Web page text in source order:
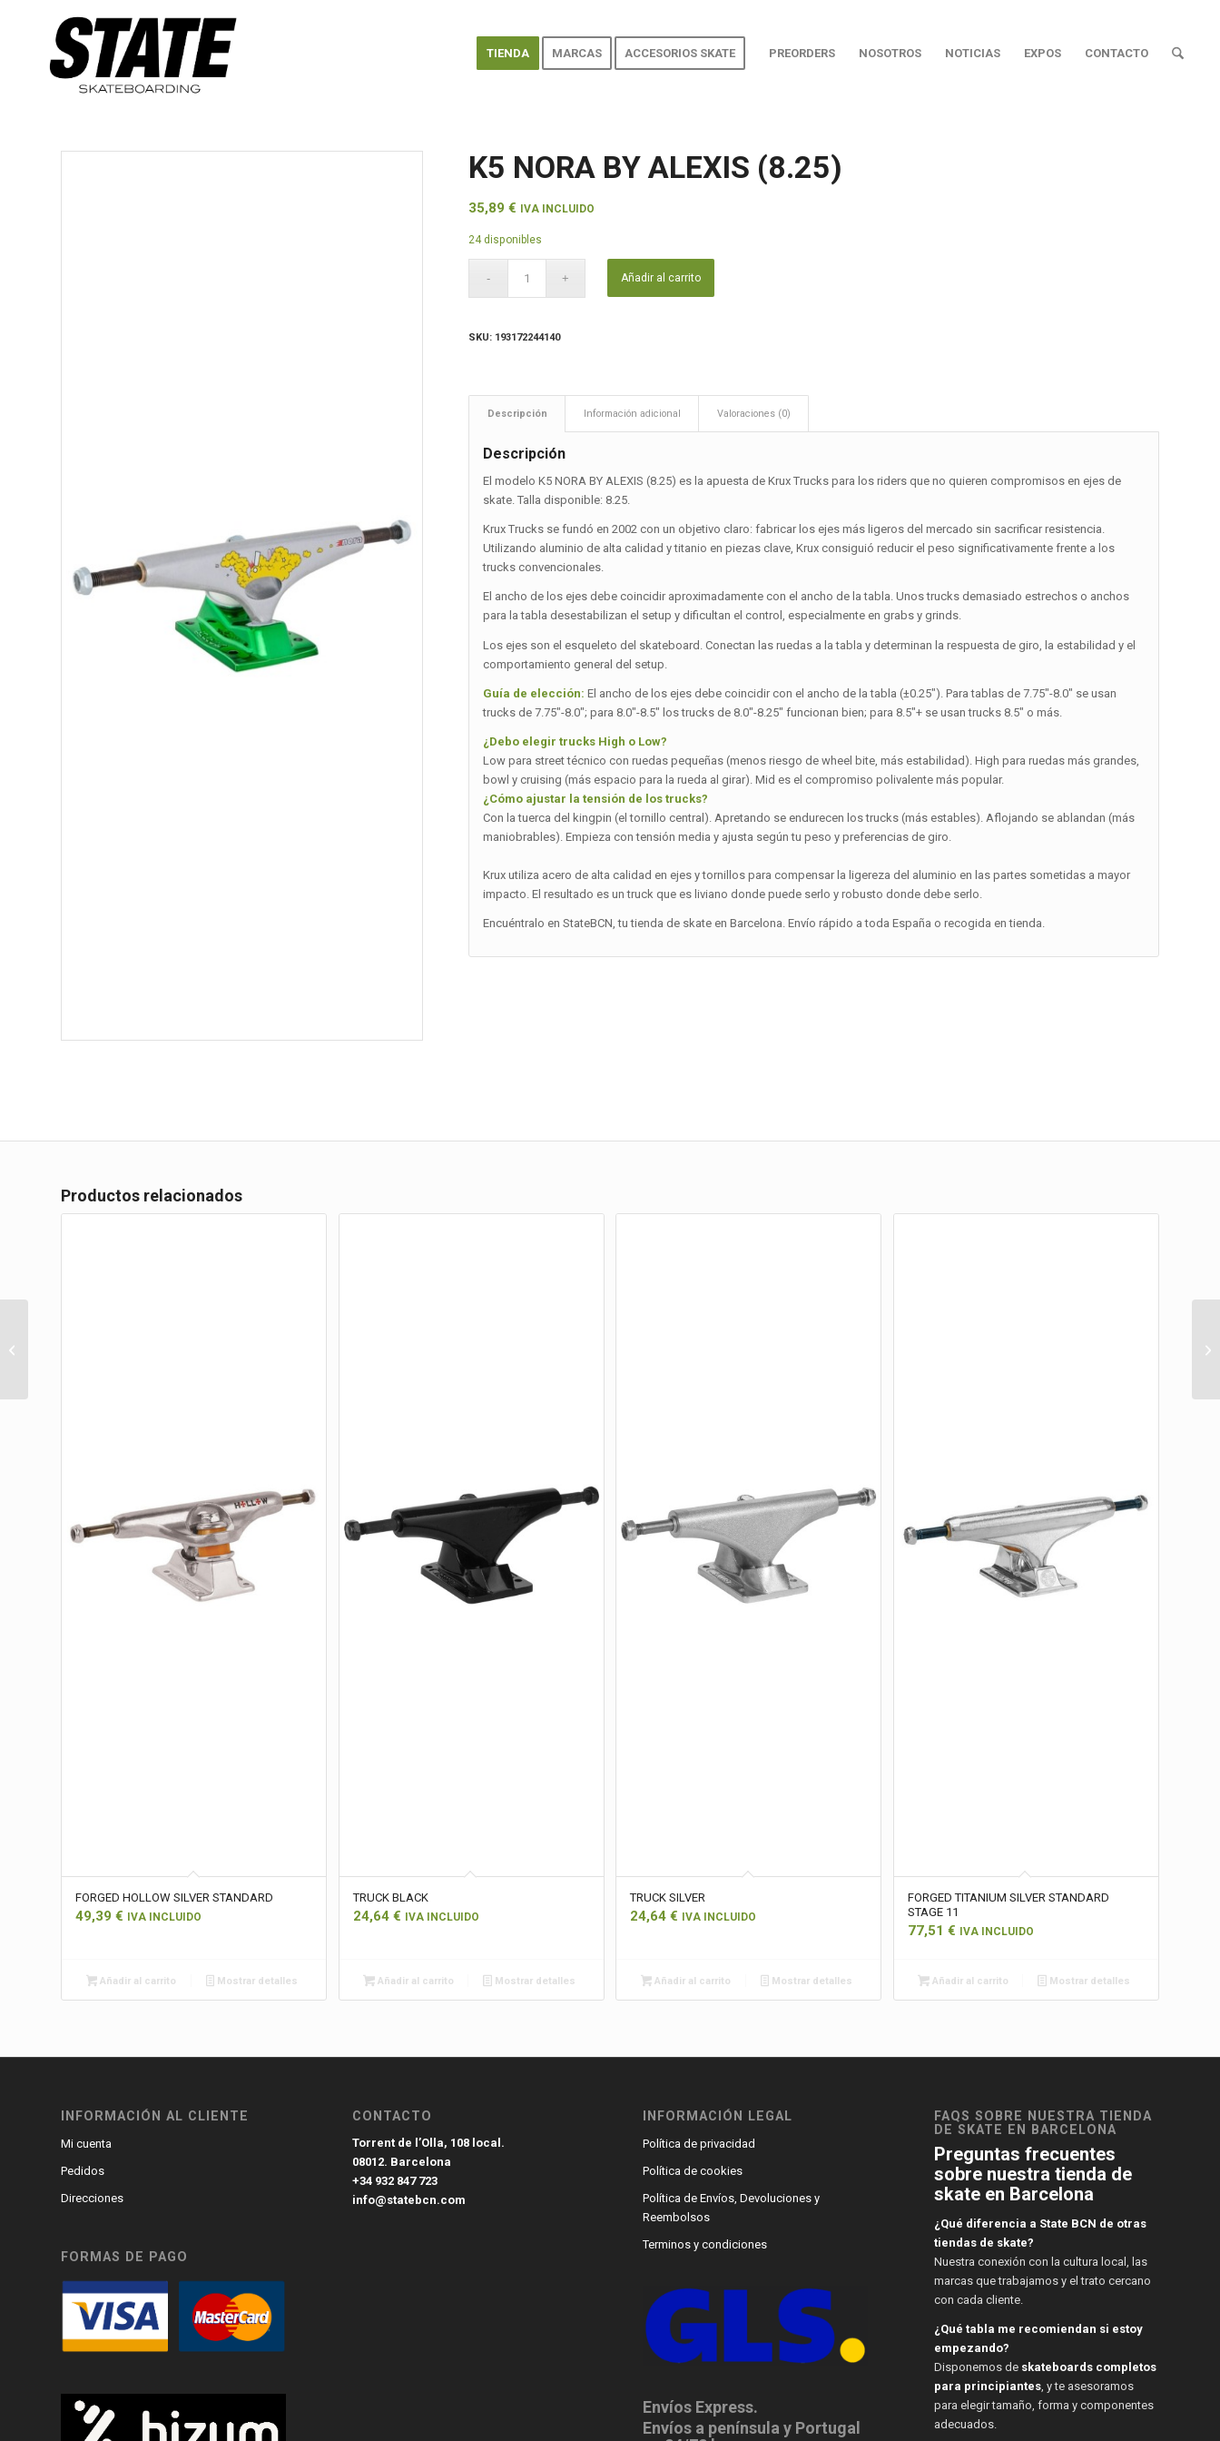
TIENDA MARCAS ACCESORIOS SKATE PREORDERS NOSOTROS NOTICIAS EXPOS CONTACTO
K5 NORA BY ALEXIS (8.25)
35,89€ IVA INCLUIDO
24 disponibles
Añadir al carrito
SKU: 193172244140
Descripción Información adicional Valoraciones (0)
Descripción
El modelo K5 NORA BY ALEXIS (8.25) es la apuesta de Krux Trucks para los riders que no quieren compromisos en ejes de
skate. Talla disponible: 8.25.
Krux Trucks se fundó en 2002 con un objetivo claro: fabricar los ejes más ligeros del mercado sin sacrificar resistencia.
Utilizando aluminio de alta calidad y titanio en piezas clave, Krux consiguió reducir el peso significativamente frente a los
trucks convencionales.
El ancho de los ejes debe coincidir aproximadamente con el ancho de la tabla. Unos trucks demasiado estrechos o anchos
para la tabla desestabilizan el setup y dificultan el control, especialmente en grabs y grinds.
Los ejes son el esqueleto del skateboard. Conectan las ruedas a la tabla y determinan la respuesta de giro, la estabilidad y el
comportamiento general del setup.
Guía de elección: El ancho de los ejes debe coincidir con el ancho de la tabla (±0.25″). Para tablas de 7.75″-8.0″ se usan
trucks de 7.75″-8.0″; para 8.0″-8.5″ los trucks de 8.0″-8.25″ funcionan bien; para 8.5″+ se usan trucks 8.5″ o más.
¿Debo elegir trucks High o Low?
Low para street técnico con ruedas pequeñas (menos riesgo de wheel bite, más estabilidad). High para ruedas más grandes,
bowl y cruising (más espacio para la rueda al girar). Mid es el compromiso polivalente más popular.
¿Cómo ajustar la tensión de los trucks?
Con la tuerca del kingpin (el tornillo central). Apretando se endurecen los trucks (más estables). Aflojando se ablandan (más
maniobrables). Empieza con tensión media y ajusta según tu peso y preferencias de giro.
Krux utiliza acero de alta calidad en ejes y tornillos para compensar la ligereza del aluminio en las partes sometidas a mayor
impacto. El resultado es un truck que es liviano donde puede serlo y robusto donde debe serlo.
Encuéntralo en StateBCN, tu tienda de skate en Barcelona. Envío rápido a toda España o recogida en tienda.
Productos relacionados
FORGED HOLLOW SILVER STANDARD
49,39 € IVA INCLUIDO
Añadir al carrito Mostrar detalles
TRUCK BLACK
24,64 € IVA INCLUIDO
Añadir al carrito Mostrar detalles
TRUCK SILVER
24,64€ IVA INCLUIDO
Añadir al carrito Mostrar detalles
FORGED TITANIUM SILVER STANDARD
STAGE 11
77,51 € IVA INCLUIDO
Añadir al carrito Mostrar detalles
INFORMACIÓN AL CLIENTE
Mi cuenta
Pedidos
Direcciones
FORMAS DE PAGO
CONTACTO
Torrent de l’Olla, 108 local.
08012. Barcelona
+34 932 847 723
info@statebcn.com
INFORMACIÓN LEGAL
Política de privacidad
Política de cookies
Política de Envíos, Devoluciones y
Reembolsos
Terminos y condiciones
Envíos Express.
Envíos a península y Portugal
FAQS SOBRE NUESTRA TIENDA
DE SKATE EN BARCELONA
Preguntas frecuentes
sobre nuestra tienda de
skate en Barcelona
¿Qué diferencia a State BCN de otras
tiendas de skate?
Nuestra conexión con la cultura local, las
marcas que trabajamos y el trato cercano
con cada cliente.
¿Qué tabla me recomiendan si estoy
empezando?
Disponemos de skateboards completos
para principiantes, y te asesoramos
para elegir tamaño, forma y componentes
adecuados.